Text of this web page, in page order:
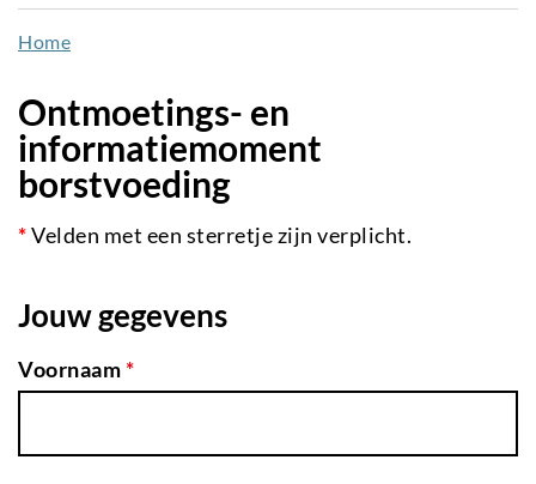
naar
de
gaan
Home
Ontmoetings- en
informatiemoment
borstvoeding
*Velden met een sterretje zijn verplicht.
Jouw gegevens
Voornaam*